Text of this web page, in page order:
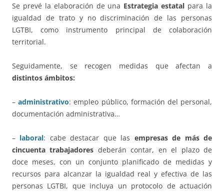
Se prevé la elaboración de una Estrategia estatal para la
igualdad de trato y no discriminación de las personas
LGTBI, como instrumento principal de colaboración
territorial.
Seguidamente, se recogen medidas que afectan a
distintos ámbitos:
–administrativo: empleo público, formación del personal,
documentación administrativa…
– laboral: cabe destacar que las empresas de más de
cincuenta trabajadores deberán contar, en el plazo de
doce meses, con un conjunto planificado de medidas y
recursos para alcanzar la igualdad real y efectiva de las
personas LGTBI, que incluya un protocolo de actuación